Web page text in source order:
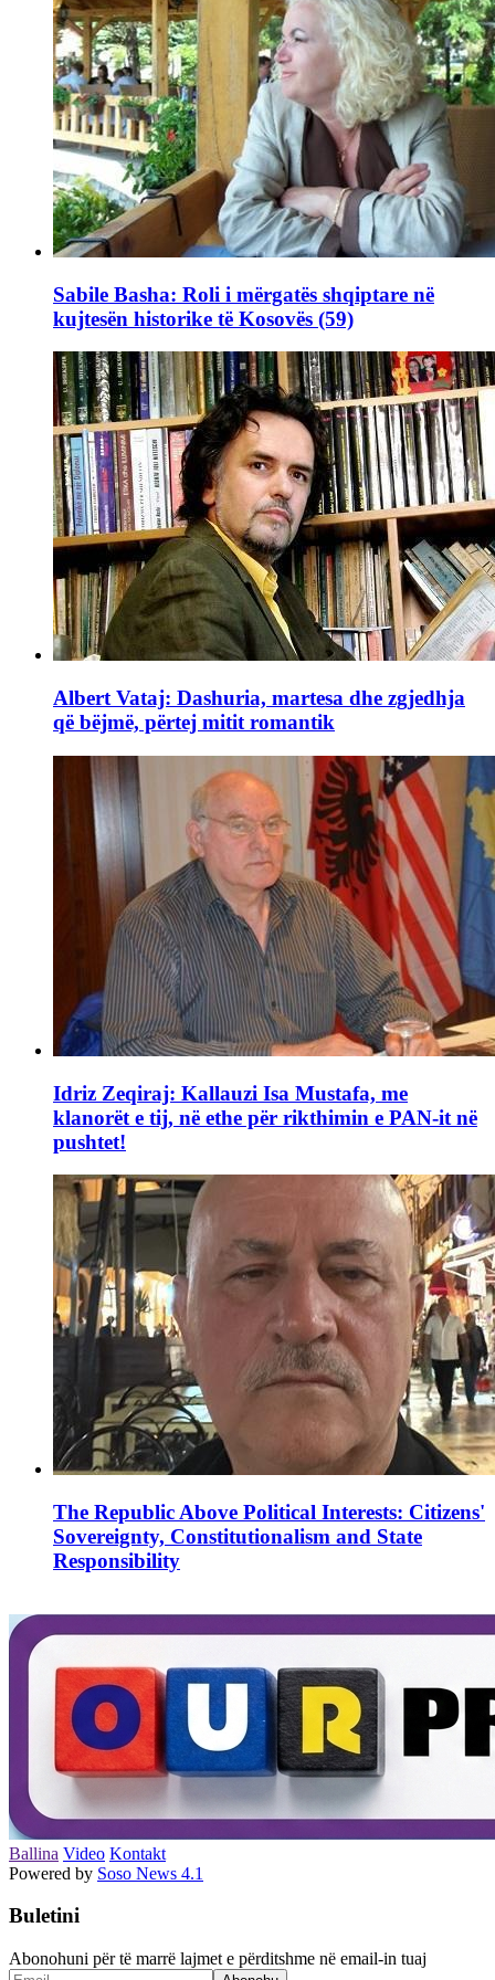
Sabile Basha: Roli i mërgatës shqiptare në
kujtesën historike të Kosovës (59)
Albert Vataj: Dashuria, martesa dhe zgjedhja
që bëjmë, përtej mitit romantik
Idriz Zeqiraj: Kallauzi Isa Mustafa, me
klanorët e tij, në ethe për rikthimin e PAN-it në
pushtet!
The Republic Above Political Interests: Citizens'
Sovereignty, Constitutionalism and State
Responsibility
Ballina Video Kontakt
Powered by Soso News 4.1
Buletini
Abonohuni për të marrë lajmet e përditshme në email-in tuaj